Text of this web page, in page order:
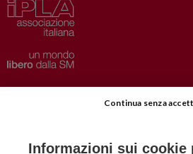
Privacy–Disclaimer
Informazioni sui cookie
Continua senza